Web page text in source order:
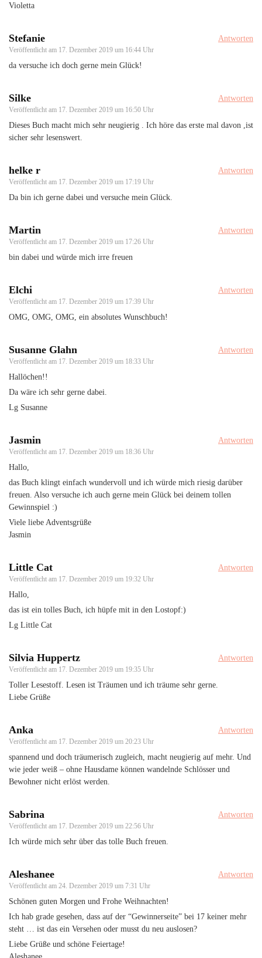
Violetta
Stefanie
Veröffentlicht am 17. Dezember 2019 um 16:44 Uhr
Antworten
da versuche ich doch gerne mein Glück!
Silke
Veröffentlicht am 17. Dezember 2019 um 16:50 Uhr
Antworten
Dieses Buch macht mich sehr neugierig . Ich höre das erste mal davon ,ist
sicher sehr lesenswert.
helke r
Veröffentlicht am 17. Dezember 2019 um 17:19 Uhr
Antworten
Da bin ich gerne dabei und versuche mein Glück.
Martin
Veröffentlicht am 17. Dezember 2019 um 17:26 Uhr
Antworten
bin dabei und würde mich irre freuen
Elchi
Veröffentlicht am 17. Dezember 2019 um 17:39 Uhr
Antworten
OMG, OMG, OMG, ein absolutes Wunschbuch!
Susanne Glahn
Veröffentlicht am 17. Dezember 2019 um 18:33 Uhr
Antworten
Hallöchen!!
Da wäre ich sehr gerne dabei.
Lg Susanne
Jasmin
Veröffentlicht am 17. Dezember 2019 um 18:36 Uhr
Antworten
Hallo,
das Buch klingt einfach wundervoll und ich würde mich riesig darüber
freuen. Also versuche ich auch gerne mein Glück bei deinem tollen
Gewinnspiel :)
Viele liebe Adventsgrüße
Jasmin
Little Cat
Veröffentlicht am 17. Dezember 2019 um 19:32 Uhr
Antworten
Hallo,
das ist ein tolles Buch, ich hüpfe mit in den Lostopf:)
Lg Little Cat
Silvia Huppertz
Veröffentlicht am 17. Dezember 2019 um 19:35 Uhr
Antworten
Toller Lesestoff. Lesen ist Träumen und ich träume sehr gerne.
Liebe Grüße
Anka
Veröffentlicht am 17. Dezember 2019 um 20:23 Uhr
Antworten
spannend und doch träumerisch zugleich, macht neugierig auf mehr. Und
wie jeder weiß – ohne Hausdame können wandelnde Schlösser und
Bewohner nicht erlöst werden.
Sabrina
Veröffentlicht am 17. Dezember 2019 um 22:56 Uhr
Antworten
Ich würde mich sehr über das tolle Buch freuen.
Aleshanee
Veröffentlicht am 24. Dezember 2019 um 7:31 Uhr
Antworten
Schönen guten Morgen und Frohe Weihnachten!
Ich hab grade gesehen, dass auf der “Gewinnerseite” bei 17 keiner mehr
steht … ist das ein Versehen oder musst du neu auslosen?
Liebe Grüße und schöne Feiertage!